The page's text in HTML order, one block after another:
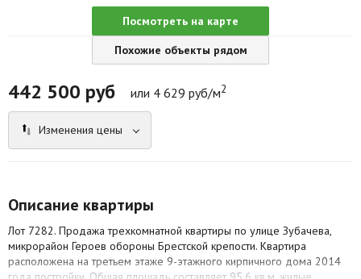
Грузовое такси
Способы оплаты
Посмотреть на карте
Похожие объекты рядом
442 500 руб или 4 629 руб/м2
Изменения цены
Описание квартиры
Лот 7282. Продажа трехкомнатной квартиры по улице Зубачева,
микрорайон Героев обороны Брестской крепости. Квартира
расположена на третьем этаже 9-этажного кирпичного дома 2014